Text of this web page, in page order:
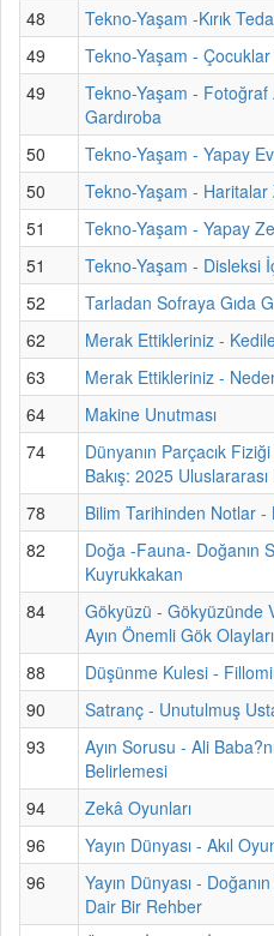
48
Tekno-Yaşam -Kırık
49
Tekno-Yaşam -
49
Tekno-Yaşam -
Gardıroba
50
Tekno-Yaşam - Yapay
50
Tekno-Yaşam -
51
Tekno-Yaşam - Yapay
51
Tekno-Yaşam - Disleksi
52
Tarladan Sofraya Gıda
62
Merak Ettikleriniz -
63
Merak Ettikleriniz -
64
Makine Unutması
74
Dünyanın Parçacık
Bakış: 2025
78
Bilim Tarihinden Notlar -
82
Doğa -Fauna- Doğanın
Kuyrukkakan
84
Gökyüzü - Gökyüzünde
Ayın Önemli Gök
88
Düşünme Kulesi -
90
Satranç - Unutulmuş
93
Ayın Sorusu - Ali
Belirlemesi
94
Zekâ Oyunları
96
Yayın Dünyası - Akıl
96
Yayın Dünyası -
Dair Bir Rehber